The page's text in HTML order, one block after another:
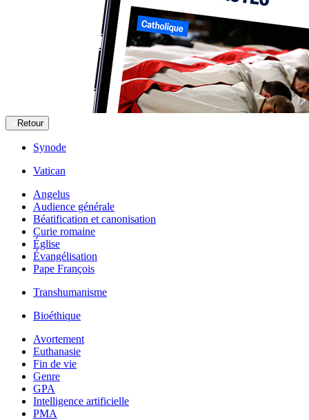
Retour
Synode
Vatican
Angelus
Audience générale
Béatification et canonisation
Curie romaine
Église
Évangélisation
Pape François
Transhumanisme
Bioéthique
Avortement
Euthanasie
Fin de vie
Genre
GPA
Intelligence artificielle
PMA